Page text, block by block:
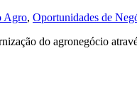
Agro, Oportunidades de
do agronegócio